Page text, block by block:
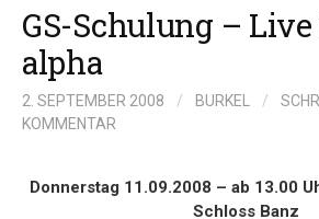
GS-Schulung –
alpha
2. SEPTEMBER 2008 / BURKEL /
KOMMENTAR
Donnerstag 11.09.2008 – ab 13.00
Schloss Banz